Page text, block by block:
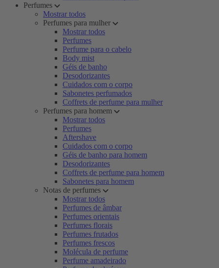
Perfumes
Mostrar todos
Perfumes para mulher
Mostrar todos
Perfumes
Perfume para o cabelo
Body mist
Géis de banho
Desodorizantes
Cuidados com o corpo
Sabonetes perfumados
Coffrets de perfume para mulher
Perfumes para homem
Mostrar todos
Perfumes
Aftershave
Cuidados com o corpo
Géis de banho para homem
Desodorizantes
Coffrets de perfume para homem
Sabonetes para homem
Notas de perfumes
Mostrar todos
Perfumes de âmbar
Perfumes orientais
Perfumes florais
Perfumes frutados
Perfumes frescos
Molécula de perfume
Perfume amadeirado